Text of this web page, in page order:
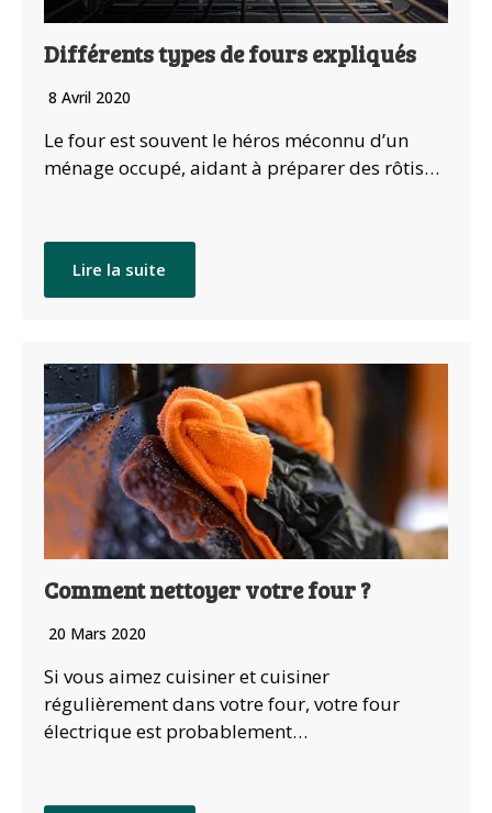
Différents types de fours expliqués
8 Avril 2020
Le four est souvent le héros méconnu d’un
ménage occupé, aidant à préparer des rôtis…
Lire la suite
Comment nettoyer votre four ?
20 Mars 2020
Si vous aimez cuisiner et cuisiner
régulièrement dans votre four, votre four
électrique est probablement…